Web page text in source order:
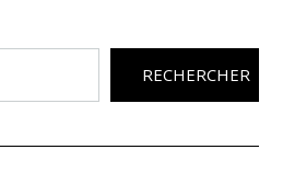
RECHERCHER